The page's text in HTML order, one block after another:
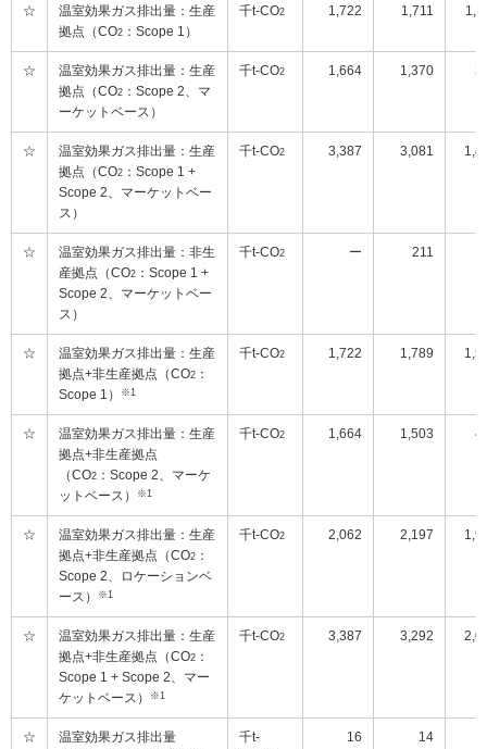
☆
温室効果ガス排出量：生産
拠点（CO2 ：Scope 1）
千t-CO2 1,722 1,711
☆
温室効果ガス排出量：生産
拠点（CO2 ：Scope 2、マ
ーケットベース）
千t-CO2 1,664 1,370
☆
温室効果ガス排出量：生産
拠点（CO2 ：Scope 1 +
Scope 2、マーケットベー
ス）
千t-CO2 3,387 3,081
☆
温室効果ガス排出量：非生
産拠点（CO2 ：Scope 1 +
Scope 2、マーケットベー
ス）
千t-CO2 ー 211
☆
温室効果ガス排出量：生産
拠点+非生産拠点（CO2 ：
Scope 1）
※1
千t-CO2 1,722 1,789
☆
温室効果ガス排出量：生産
拠点+非生産拠点
（CO2 ：Scope 2、マーケ
ットベース）
※1
千t-CO2 1,664 1,503
☆
温室効果ガス排出量：生産
拠点+非生産拠点（CO2 ：
Scope 2、ロケーションベ
ース）
※1
千t-CO2 2,062 2,197
☆
温室効果ガス排出量：生産
拠点+非生産拠点（CO2 ：
Scope 1 + Scope 2、マー
ケットベース）
※1
千t-CO2 3,387 3,292
☆
温室効果ガス排出量
千t-
16 14